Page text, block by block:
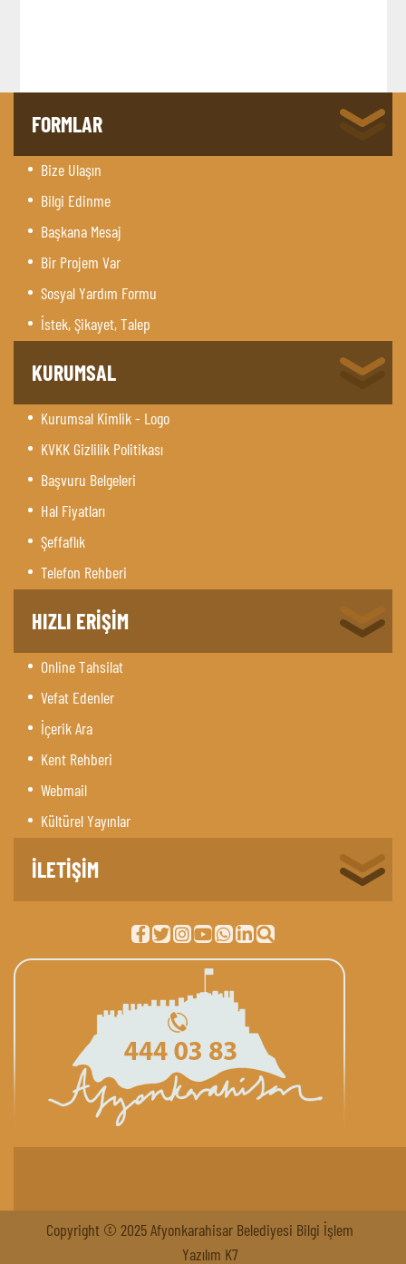
FORMLAR
Bize Ulaşın
Bilgi Edinme
Başkana Mesaj
Bir Projem Var
Sosyal Yardım Formu
İstek, Şikayet, Talep
KURUMSAL
Kurumsal Kimlik - Logo
KVKK Gizlilik Politikası
Başvuru Belgeleri
Hal Fiyatları
Şeffaflık
Telefon Rehberi
HIZLI ERİŞİM
Online Tahsilat
Vefat Edenler
İçerik Ara
Kent Rehberi
Webmail
Kültürel Yayınlar
İLETİŞİM
Copyright © 2025 Afyonkarahisar Belediyesi Bilgi İşlem
Yazılım K7